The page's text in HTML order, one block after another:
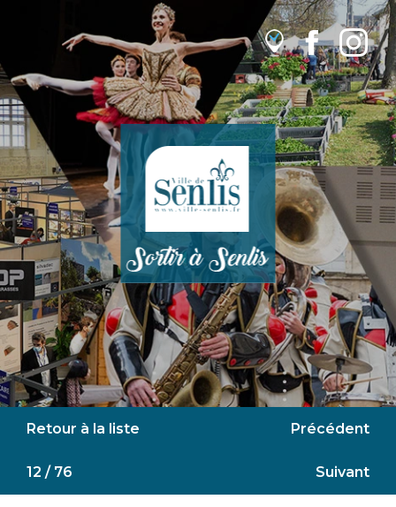
Retour à la liste Précédent
12 / 76 Suivant